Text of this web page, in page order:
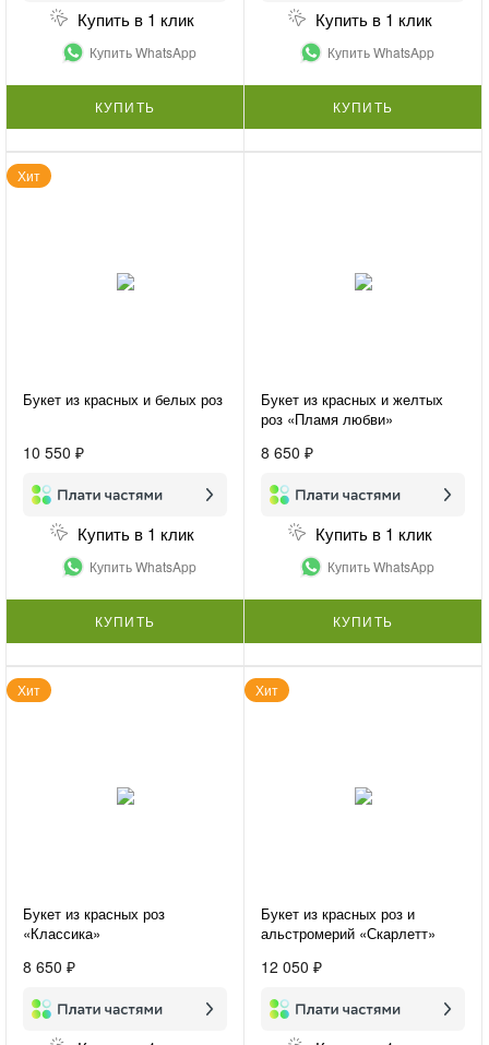
Купить в 1 клик
Купить WhatsApp
КУПИТЬ
Купить в 1 клик
Купить WhatsApp
КУПИТЬ
Хит
Букет из красных и белых роз
10 550 ₽
Купить в 1 клик
Купить WhatsApp
КУПИТЬ
Букет из красных и желтых
роз «Пламя любви»
8 650 ₽
Купить в 1 клик
Купить WhatsApp
КУПИТЬ
Хит
Букет из красных роз
«Классика»
8 650 ₽
Хит
Букет из красных роз и
альстромерий «Скарлетт»
12 050 ₽